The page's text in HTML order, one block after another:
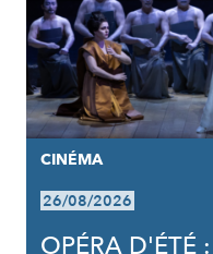
CINÉMA
26/08/2026
OPÉRA D'ÉTÉ